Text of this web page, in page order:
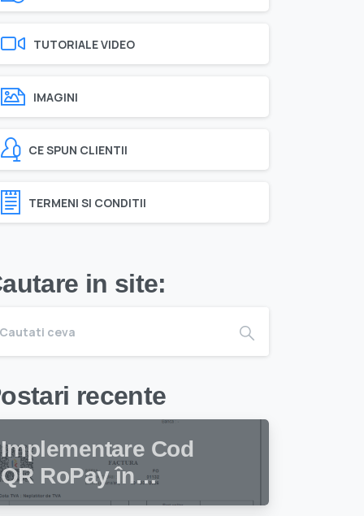
TUTORIALE VIDEO
IMAGINI
CE SPUN CLIENTII
TERMENI SI CONDITII
in site:
recente
Implementare Cod
QR RoPay în
programul de